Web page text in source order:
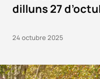
dilluns 27
24 octubre 2025